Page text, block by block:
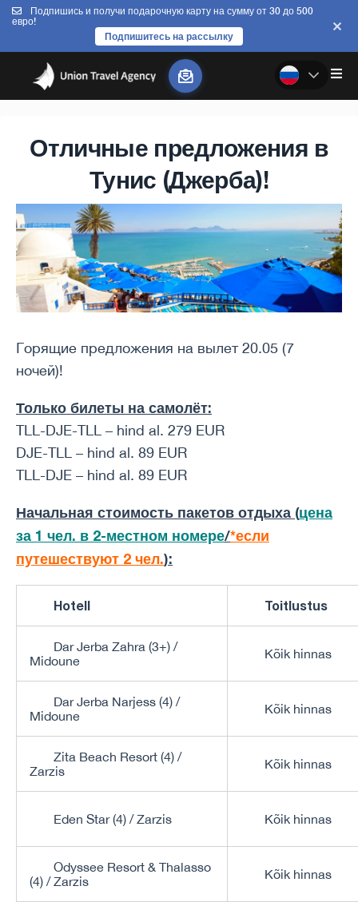
Подпишись и получи подарочную карту на сумму от 30 до 500
евро!
Подпишитесь на рассылку
Отличные предложения в
Тунис (Джерба)!
Горящие предложения на вылет 20.05 (7
ночей)!
Только билеты на самолёт:
TLL-DJE-TLL – hind al. 279 EUR
DJE-TLL – hind al. 89 EUR
TLL-DJE – hind al. 89 EUR
Начальная стоимость пакетов отдыха (цена
за 1 чел. в 2-местном номере/*если
путешествуют 2 чел.):
Hotell Toitlustus
Dar Jerba Zahra (3+) /
Midoune
Kõik hinnas
Dar Jerba Narjess (4) /
Midoune
Kõik hinnas
Zita Beach Resort (4) /
Zarzis
Kõik hinnas
Eden Star (4) / Zarzis Kõik hinnas
Odyssee Resort & Thalasso
(4) / Zarzis
Kõik hinnas